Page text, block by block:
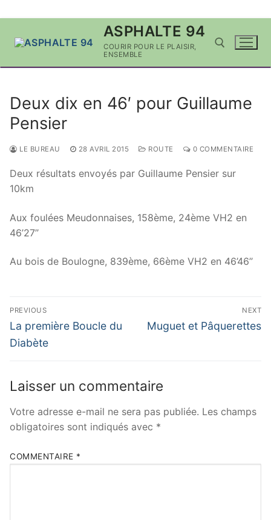
ASPHALTE 94
COURIR POUR LE PLAISIR,
ENSEMBLE
Deux dix en 46′ pour Guillaume
Pensier
LE BUREAU 28 AVRIL 2015 ROUTE 0 COMMENTAIRE
Deux résultats envoyés par Guillaume Pensier sur
10km
Aux foulées Meudonnaises, 158ème, 24ème VH2 en
46’27’’
Au bois de Boulogne, 839ème, 66ème VH2 en 46’46’’
Navigation
de
l’article
PREVIOUS
Previous
post:
La première Boucle du
Diabète
NEXT
Next
Muguet et Pâquerettes
Laisser un commentaire
Votre adresse e-mail ne sera pas publiée. Les champs
obligatoires sont indiqués avec *
COMMENTAIRE *